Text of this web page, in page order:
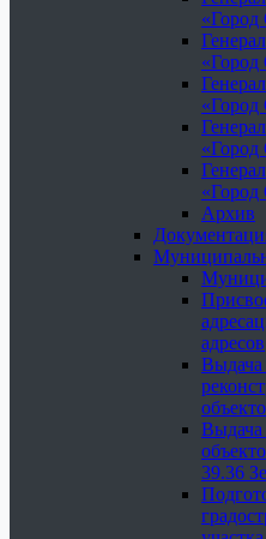
«Город
«Город
«Город
«Город
Архив
адресов
Выдача
Выдача
39.36